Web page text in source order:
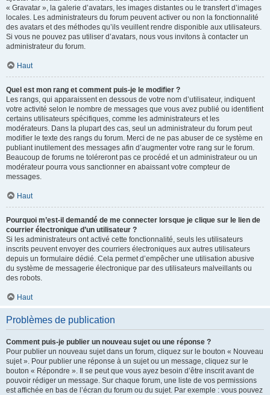
« Gravatar », la galerie d’avatars, les images distantes ou le transfert d’images
locales. Les administrateurs du forum peuvent activer ou non la fonctionnalité
des avatars et des méthodes qu’ils veuillent rendre disponible aux utilisateurs.
Si vous ne pouvez pas utiliser d’avatars, nous vous invitons à contacter un
administrateur du forum.
Haut
Quel est mon rang et comment puis-je le modifier ?
Les rangs, qui apparaissent en dessous de votre nom d’utilisateur, indiquent
votre activité selon le nombre de messages que vous avez publié ou identifient
certains utilisateurs spécifiques, comme les administrateurs et les
modérateurs. Dans la plupart des cas, seul un administrateur du forum peut
modifier le texte des rangs du forum. Merci de ne pas abuser de ce système en
publiant inutilement des messages afin d’augmenter votre rang sur le forum.
Beaucoup de forums ne toléreront pas ce procédé et un administrateur ou un
modérateur pourra vous sanctionner en abaissant votre compteur de
messages.
Haut
Pourquoi m’est-il demandé de me connecter lorsque je clique sur le lien de
courrier électronique d’un utilisateur ?
Si les administrateurs ont activé cette fonctionnalité, seuls les utilisateurs
inscrits peuvent envoyer des courriers électroniques aux autres utilisateurs
depuis un formulaire dédié. Cela permet d’empêcher une utilisation abusive
du système de messagerie électronique par des utilisateurs malveillants ou
des robots.
Haut
Problèmes de publication
Comment puis-je publier un nouveau sujet ou une réponse ?
Pour publier un nouveau sujet dans un forum, cliquez sur le bouton « Nouveau
sujet ». Pour publier une réponse à un sujet ou un message, cliquez sur le
bouton « Répondre ». Il se peut que vous ayez besoin d’être inscrit avant de
pouvoir rédiger un message. Sur chaque forum, une liste de vos permissions
est affichée en bas de l’écran du forum ou du sujet. Par exemple : vous pouvez